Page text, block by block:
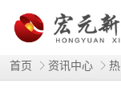
首页 资讯中心